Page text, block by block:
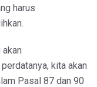
harus
kita akan
Pasal 87 dan 90